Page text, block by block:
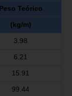
Peso Teórico
(kg/m)
3.98
6.21
15.91
99.44